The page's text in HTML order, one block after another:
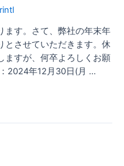
ます。さて、弊社の年末年
とさせていただきます。休
ますが、何卒よろしくお願
2024年12月30日(月 …